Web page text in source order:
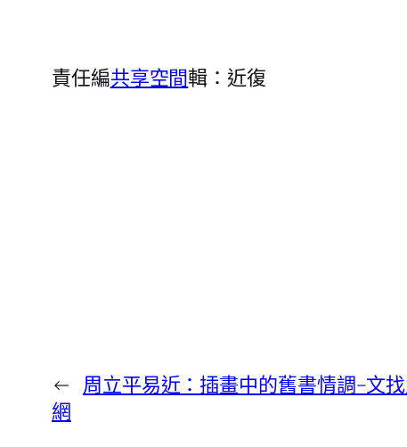
責任編共享空間輯：近復
← 周立平易近：插畫中的舊書情調–文
網